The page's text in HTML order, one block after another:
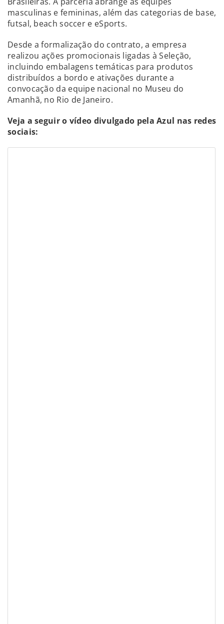
masculinas e femininas, além das categorias de base,
futsal, beach soccer e eSports.
Desde a formalização do contrato, a empresa
realizou ações promocionais ligadas à Seleção,
incluindo embalagens temáticas para produtos
distribuídos a bordo e ativações durante a
convocação da equipe nacional no Museu do
Amanhã, no Rio de Janeiro.
Veja a seguir o vídeo divulgado pela Azul nas redes
sociais: